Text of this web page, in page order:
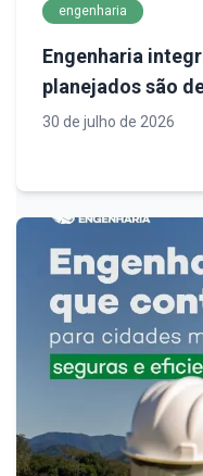
engenharia
Engenharia
planejados são
empreendimentos
30 de julho de 2026